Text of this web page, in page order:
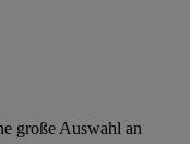
große Auswahl an